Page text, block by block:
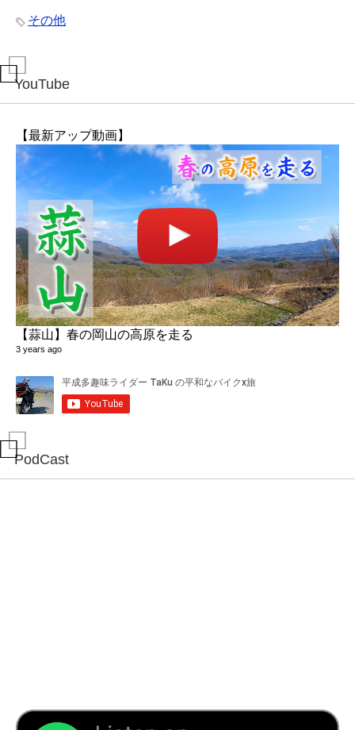
その他
YouTube
【最新アップ動画】
【蒜山】春の岡山の高原を走る
3 years ago
PodCast